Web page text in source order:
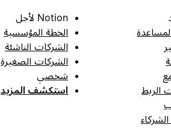
الربط
Notion لأجل
الخطة المؤسسية
الشركات الناشئة
الشركات الصغيرة
شخصي
استكشف المزيد